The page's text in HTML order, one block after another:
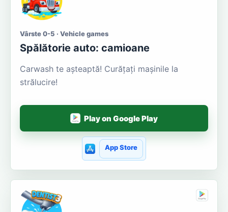
Vârste 0-5 · Vehicle games
Spălătorie auto: camioane
Carwash te așteaptă! Curățați mașinile la
strălucire!
Play on Google Play
App Store